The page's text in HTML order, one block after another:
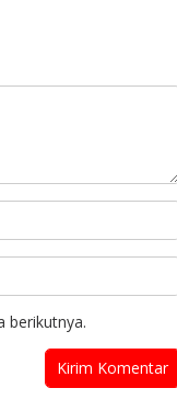
berikutnya.